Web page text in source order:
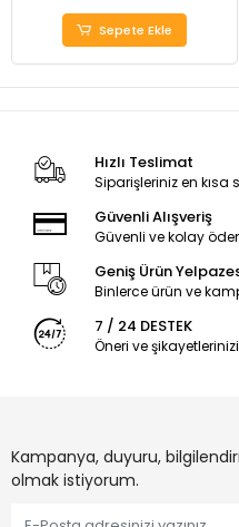
Sepete Ekle
Hızlı Teslimat
Siparişleriniz en kısa
Güvenli Alışveriş
Güvenli ve kolay
Geniş Ürün
Binlerce ürün ve
7 / 24 DESTEK
Öneri ve
Kampanya, duyuru,
olmak istiyorum.